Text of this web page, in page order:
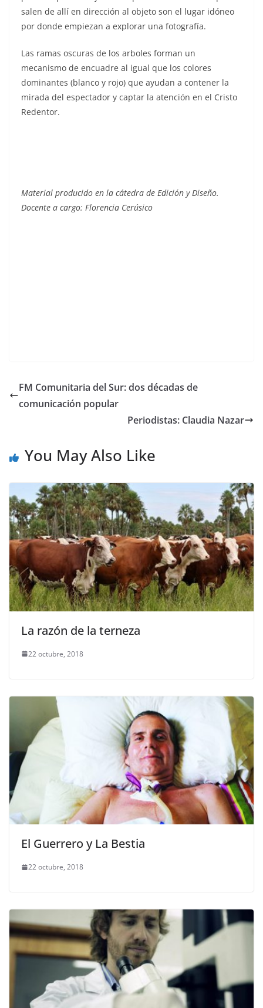
salen de allí en dirección al objeto son el lugar idóneo
por donde empiezan a explorar una fotografía.
Las ramas oscuras de los arboles forman un
mecanismo de encuadre al igual que los colores
dominantes (blanco y rojo) que ayudan a contener la
mirada del espectador y captar la atención en el Cristo
Redentor.
Material producido en la cátedra de Edición y Diseño.
Docente a cargo: Florencia Cerúsico
FM Comunitaria del Sur: dos décadas de
comunicación popular
Periodistas: Claudia Nazar
You May Also Like
La razón de la terneza
22 octubre, 2018
El Guerrero y La Bestia
22 octubre, 2018